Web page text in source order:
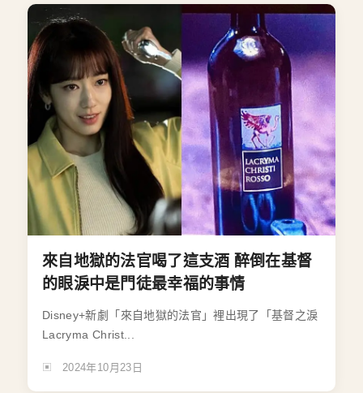
來自地獄的法官喝了這支酒 醉倒在基督
的眼淚中是門徒最幸福的事情
Disney+新劇「來自地獄的法官」裡出現了「基督之淚
Lacryma Christ...
2024年10月23日